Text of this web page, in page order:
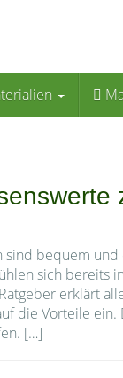
sind bequem
sich bereits
erklärt
die Vorteile
[…]